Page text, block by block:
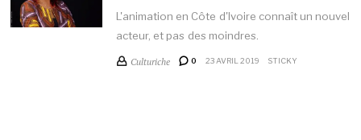
L'animation en Côte d'Ivoire connaît un nouvel
acteur, et pas des moindres.
Culturiche 0 23 AVRIL 2019 STICKY